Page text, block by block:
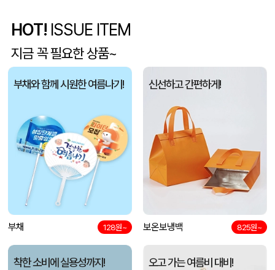
박OO
김OO 장바구니형 컬러 타포린백 대형(4색) (중량 140g±5)(400x250x400mm) 08-10
박OO
박OO 액센 U26 블럭 메탈 USB메모리 4GB~128GB 08-10
최OO 08-10
최OO 08-10
박OO 투명 빨대 텀블러 450ml 08-10
HOT! ISSUE ITEM
지금 꼭 필요한 상품~
부채와 함께 시원한 여름나기!
부채 128원~
신선하고 간편하게!
보온보냉백 825원~
착한 소비에 실용성까지! 오고 가는 여름비 대비!